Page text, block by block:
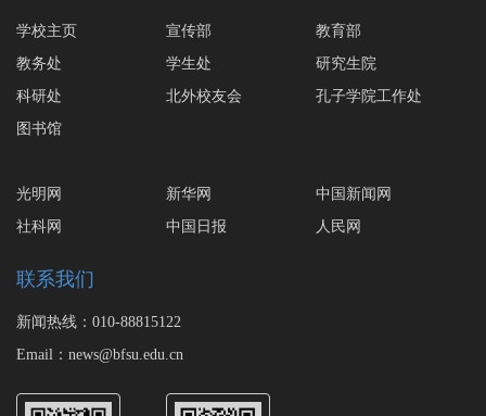
学校主页 宣传部
教育部
教务处
学生处
研究生院
科研处
北外校友会
孔子学院工作处
图书馆
光明网 新华网
中国新闻网
社科网
中国日报 人民网
联系我们
新闻热线：010-88815122
Email：news@bfsu.edu.cn